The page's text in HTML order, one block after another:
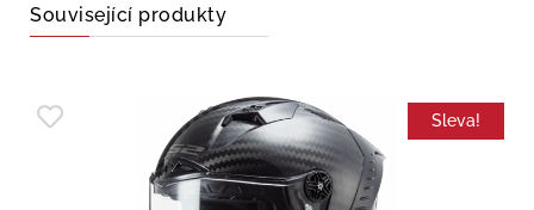
Související produkty
Sleva!